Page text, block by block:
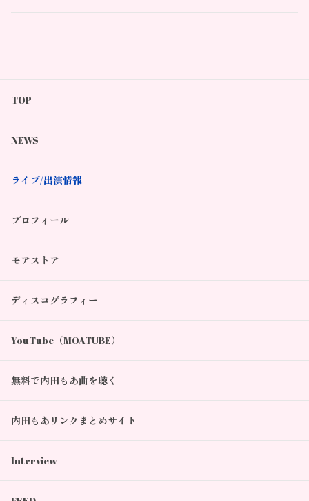
TOP
NEWS
ライブ/出演情報
プロフィール
モアストア
ディスコグラフィー
YouTube（MOATUBE）
無料で内田もあ曲を聴く
内田もあリンクまとめサイト
Interview